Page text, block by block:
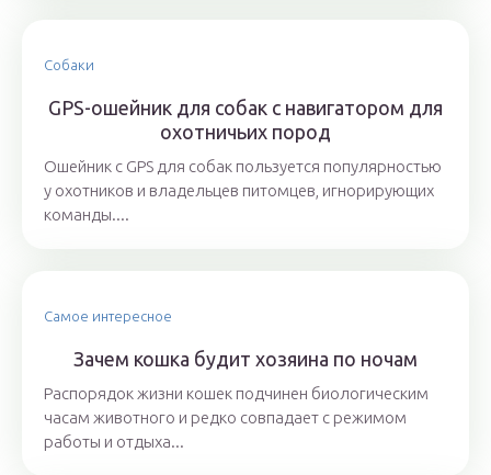
Собаки
GPS-ошейник для собак с навигатором для
охотничьих пород
Ошейник с GPS для собак пользуется популярностью
у охотников и владельцев питомцев, игнорирующих
команды....
Самое интересное
Зачем кошка будит хозяина по ночам
Распорядок жизни кошек подчинен биологическим
часам животного и редко совпадает с режимом
работы и отдыха...